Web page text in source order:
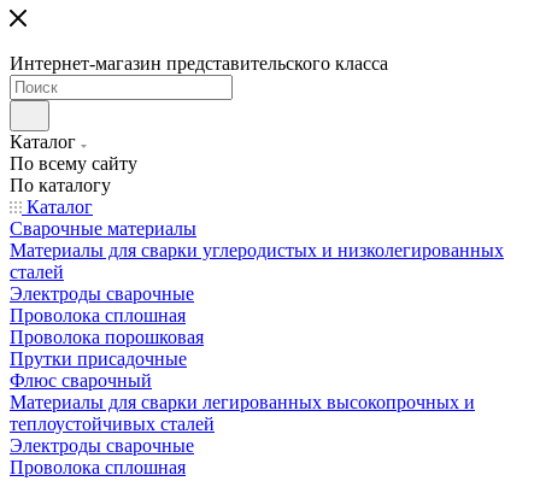
Интернет-магазин представительского класса
Каталог
По всему сайту
По каталогу
Каталог
Сварочные материалы
Материалы для сварки углеродистых и низколегированных
сталей
Электроды сварочные
Проволока сплошная
Проволока порошковая
Прутки присадочные
Флюс сварочный
Материалы для сварки легированных высокопрочных и
теплоустойчивых сталей
Электроды сварочные
Проволока сплошная